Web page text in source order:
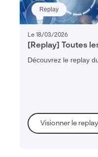
Replay
Le 18/03/2026
[Replay] Toutes
Service Client 2026
Découvrez le replay
Visionner le replay